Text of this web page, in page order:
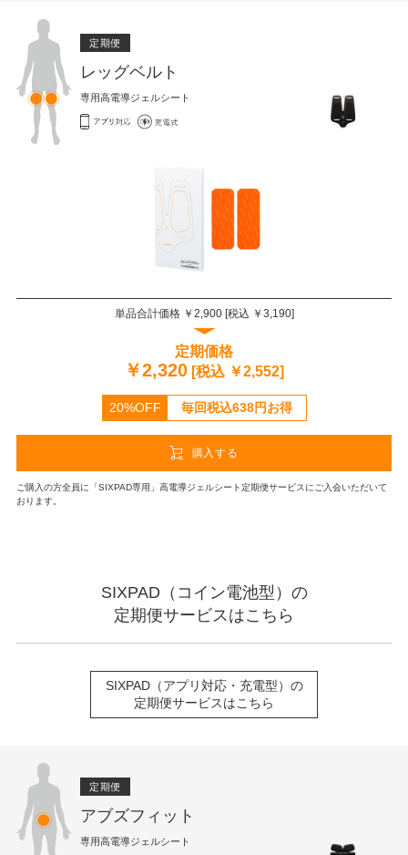
定期便
レッグベルト
専用高電導ジェルシート
単品合計価格 ￥ 2,900[税込 ￥ 3,190]
定期価格
￥2,320 [税込 ￥2,552]
20%OFF 毎回税込638円お得
購入する
ご購入の方全員に「SIXPAD専用」高電導ジェルシート定期便サービスにご入会いただいて
おります。
SIXPAD（コイン電池型）の
定期便サービスはこちら
SIXPAD（アプリ対応・充電型）の
定期便サービスはこちら
定期便
アブズフィット
専用高電導ジェルシート